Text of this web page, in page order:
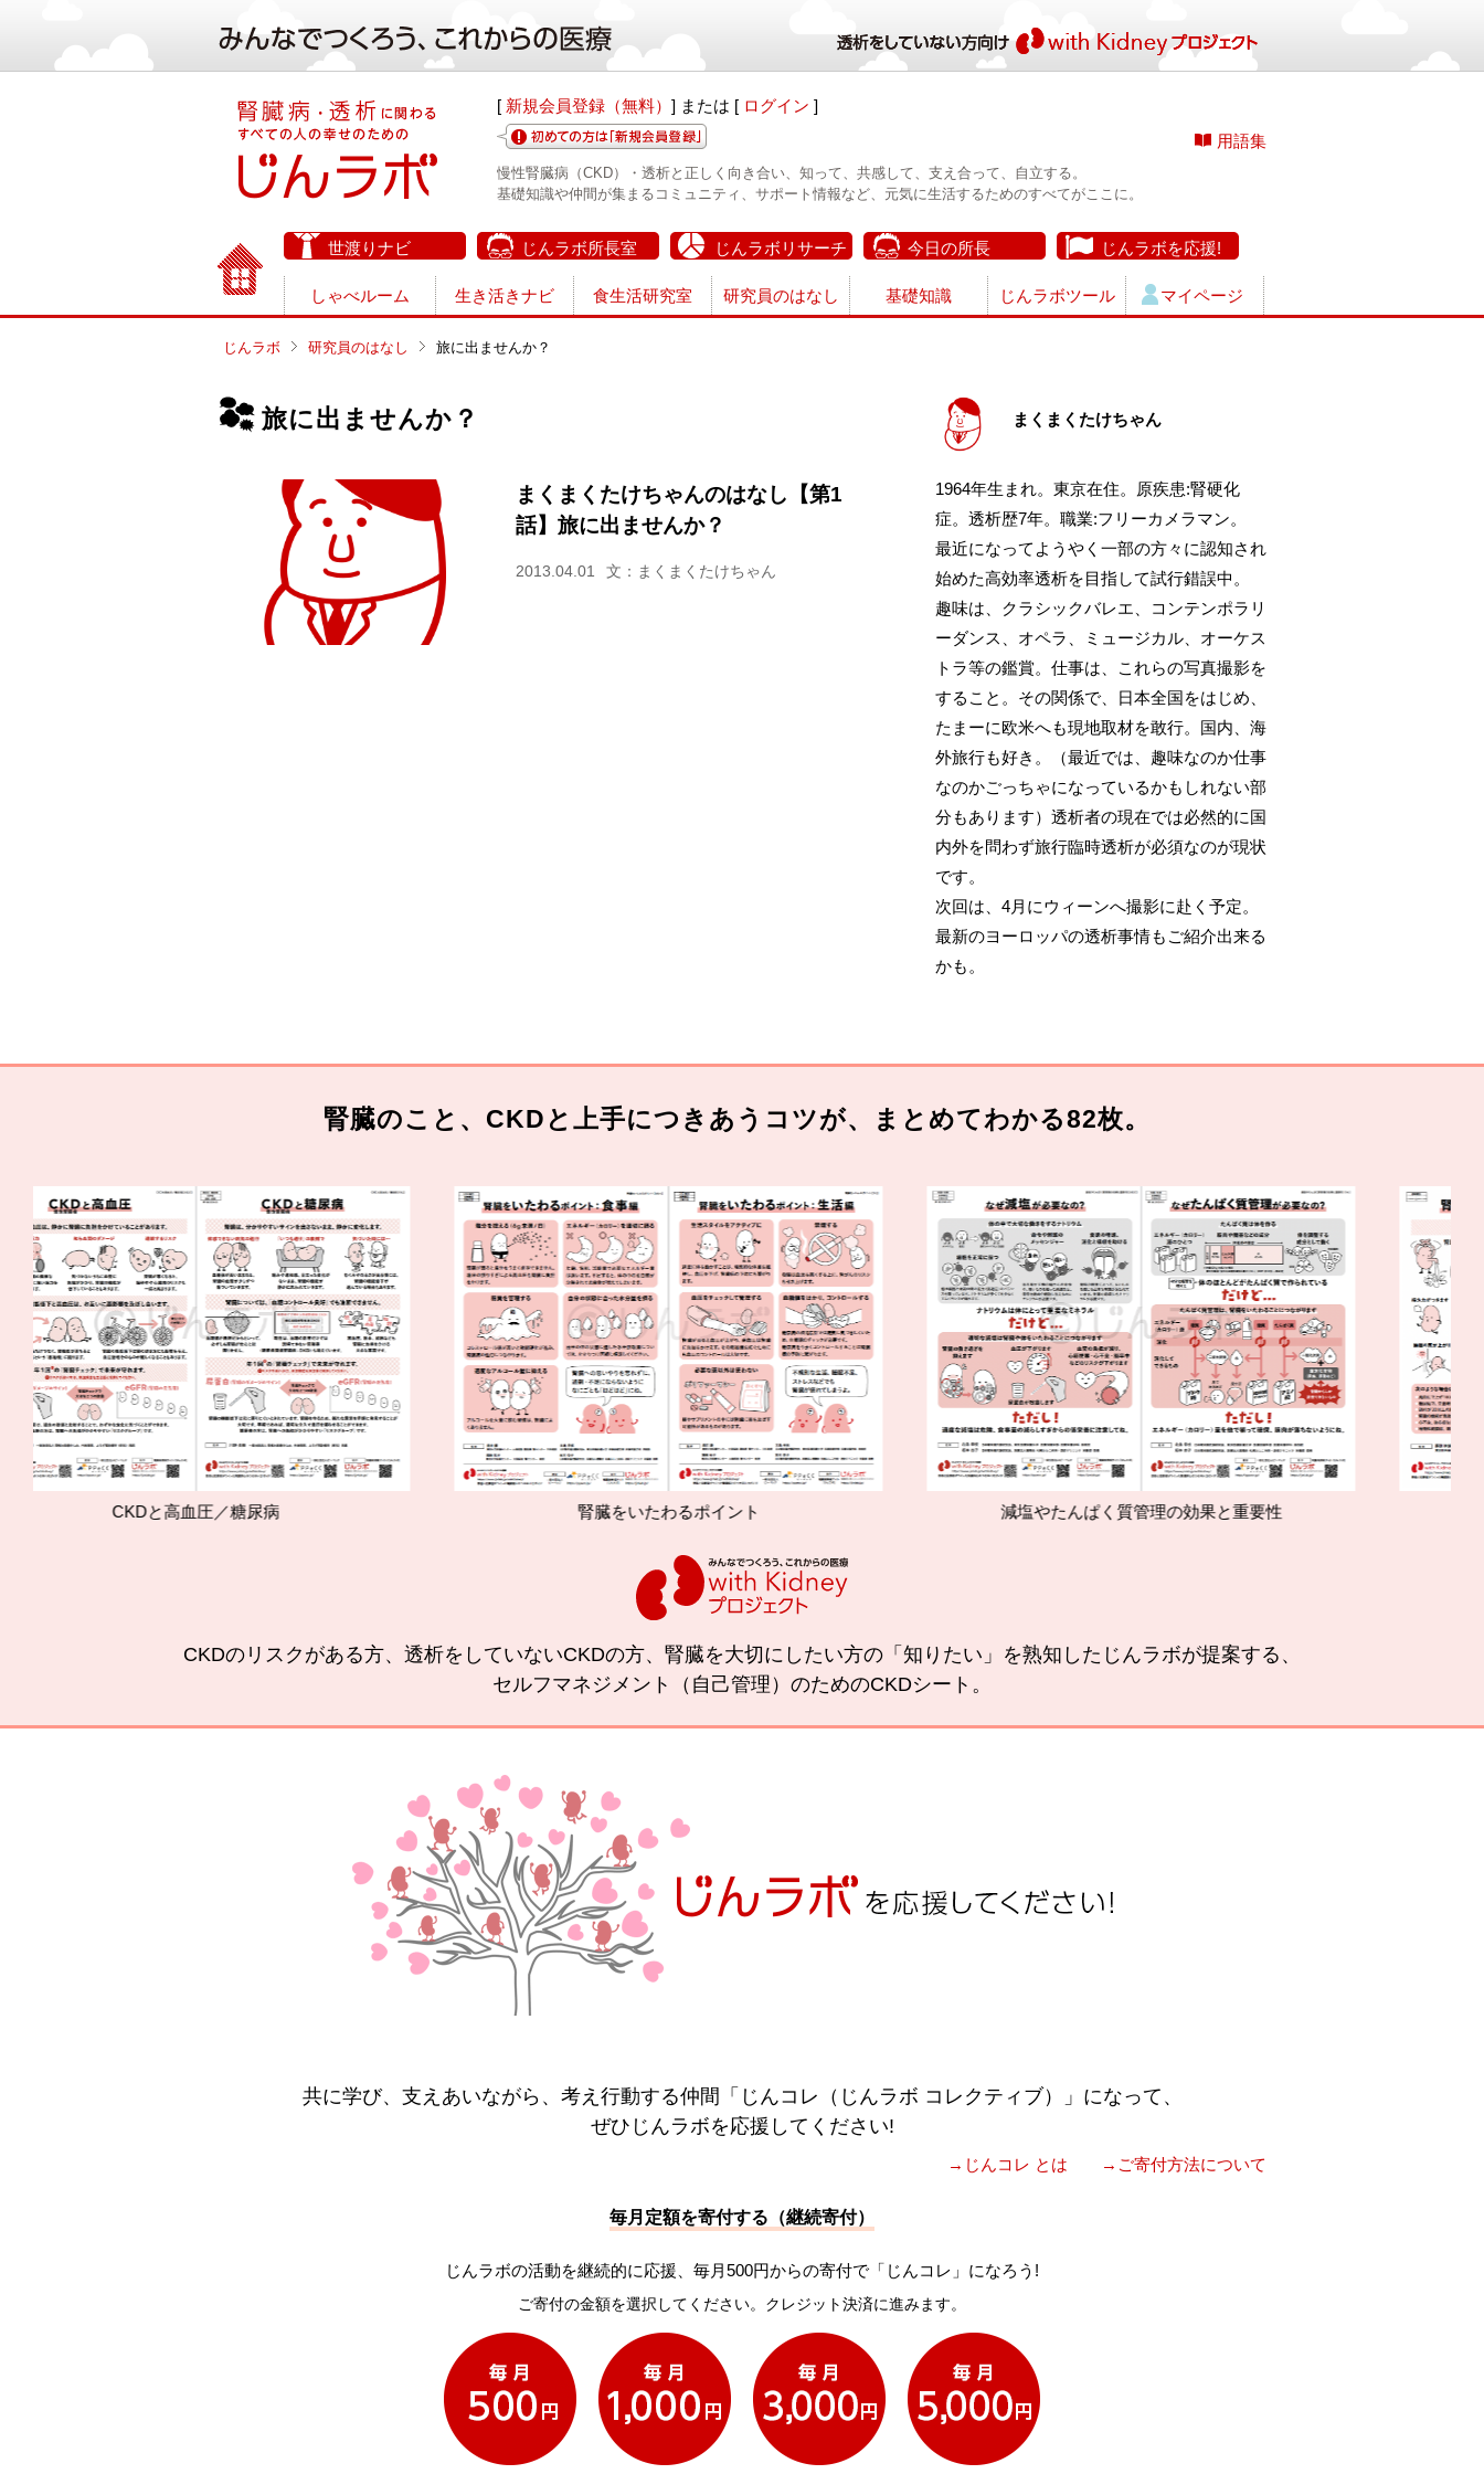
[ 新規会員登録（無料） ] または [ ログイン ]
用語集
慢性腎臓病（CKD）・透析と正しく向き合い、知って、共感して、支え合って、自立する。
基礎知識や仲間が集まるコミュニティ、サポート情報など、元気に生活するためのすべてがここに。
世渡りナビ じんラボ所長室 じんラボリサーチ 今日の所長 じんラボを応援!
しゃべルーム 生き活きナビ 食生活研究室 研究員のはなし 基礎知識 じんラボツール マイページ
じんラボ 研究員のはなし 旅に出ませんか？
旅に出ませんか？
まくまくたけちゃんのはなし【第1
話】旅に出ませんか？
2013.04.01 文：まくまくたけちゃん
まくまくたけちゃん
1964年生まれ。東京在住。原疾患:腎硬化
症。透析歴7年。職業:フリーカメラマン。
最近になってようやく一部の方々に認知され
始めた高効率透析を目指して試行錯誤中。
趣味は、クラシックバレエ、コンテンポラリ
ーダンス、オペラ、ミュージカル、オーケス
トラ等の鑑賞。仕事は、これらの写真撮影を
すること。その関係で、日本全国をはじめ、
たまーに欧米へも現地取材を敢行。国内、海
外旅行も好き。（最近では、趣味なのか仕事
なのかごっちゃになっているかもしれない部
分もあります）透析者の現在では必然的に国
内外を問わず旅行臨時透析が必須なのが現状
です。
次回は、4月にウィーンへ撮影に赴く予定。
最新のヨーロッパの透析事情もご紹介出来る
かも。
腎臓のこと、CKDと上手につきあうコツが、まとめてわかる82枚。
CKDと高血圧／糖尿病 腎臓をいたわるポイント 減塩やたんぱく質管理の効果と重要性
CKDのリスクがある方、透析をしていないCKDの方、腎臓を大切にしたい方の「知りたい」を熟知したじんラボが提案する、
セルフマネジメント（自己管理）のためのCKDシート。
共に学び、支えあいながら、考え行動する仲間「じんコレ（じんラボ コレクティブ）」になって、
ぜひじんラボを応援してください!
→じんコレ とは →ご寄付方法について
毎月定額を寄付する（継続寄付）
じんラボの活動を継続的に応援、毎月500円からの寄付で「じんコレ」になろう!
ご寄付の金額を選択してください。クレジット決済に進みます。